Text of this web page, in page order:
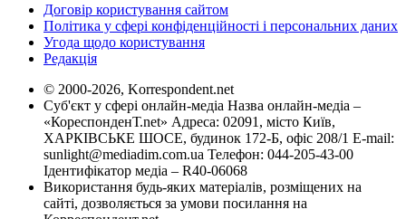
Договір користування сайтом
Політика у сфері конфіденційності і персональних даних
Угода щодо користування
Редакція
© 2000-2026, Korrespondent.net
Суб'єкт у сфері онлайн-медіа Назва онлайн-медіа –
«КореспонденТ.net» Адреса: 02091, місто Київ,
ХАРКІВСЬКЕ ШОСЕ, будинок 172-Б, офіс 208/1 E-mail:
sunlight@mediadim.com.ua Телефон: 044-205-43-00
Ідентифікатор медіа – R40-06068
Використання будь-яких матеріалів, розміщених на
сайті, дозволяється за умови посилання на